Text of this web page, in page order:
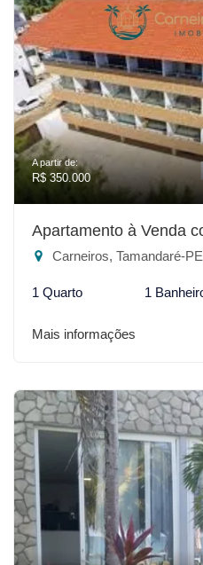
A partir de:
R$ 350.000
Apartamento à Venda
Carneiros, Tamandaré-PE
1 Quarto 1
Mais informações